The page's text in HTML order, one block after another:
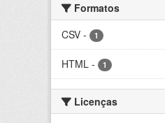
Formatos
CSV - 1
HTML - 1
Licenças